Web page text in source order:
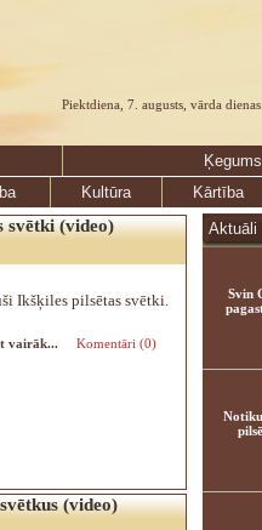
Piektdiena, 7. augusts, vārda
Ķegums
Kultūra Kārtība
svētki (video)
Ikšķiles pilsētas svētki.
vairāk... Komentāri (0)
(video)
Aktuāli
Svin